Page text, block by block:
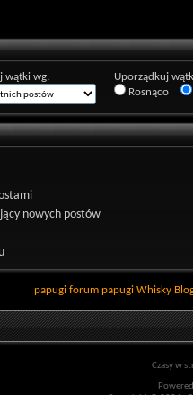
wątki wg:
Uporządkuj
Rosnąco
nowych postów
papugi forum papugi Whisky
Czasy w